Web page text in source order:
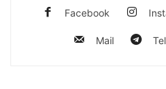
Facebook
Mail